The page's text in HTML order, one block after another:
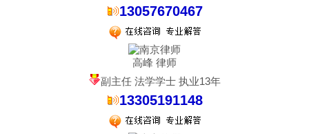
13057670467
高峰 律师
副主任 法学学士 执业13年
13305191148